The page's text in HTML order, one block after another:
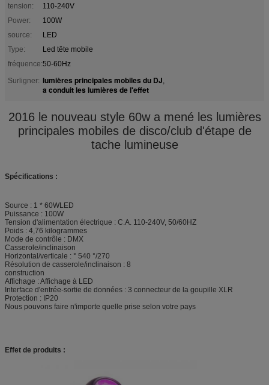
tension:
110-240V
Power:
100W
source:
LED
Type:
Led tête mobile
fréquence:50-60Hz
Surligner: lumières principales mobiles du DJ,
a conduit les lumières de l'effet
2016 le nouveau style 60w a mené les lumières
principales mobiles de disco/club d'étape de
tache lumineuse
Spécifications :
Source : 1 * 60WLED
Puissance : 100W
Tension d'alimentation électrique : C.A. 110-240V, 50/60HZ
Poids : 4,76 kilogrammes
Mode de contrôle : DMX
Casserole/inclinaison
Horizontal/verticale : ° 540 °/270
Résolution de casserole/inclinaison : 8
construction
Affichage : Affichage à LED
Interface d'entrée-sortie de données : 3 connecteur de la goupille XLR
Protection : IP20
Nous pouvons faire n'importe quelle prise selon votre pays
Effet de produits :